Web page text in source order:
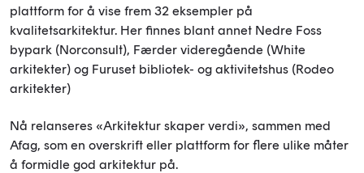
plattform for å vise frem 32 eksempler på
kvalitetsarkitektur. Her finnes blant annet Nedre Foss
bypark (Norconsult), Færder videregående (White
arkitekter) og Furuset bibliotek- og aktivitetshus (Rodeo
arkitekter)
Nå relanseres «Arkitektur skaper verdi», sammen med
Afag, som en overskrift eller plattform for flere ulike måter
å formidle god arkitektur på.